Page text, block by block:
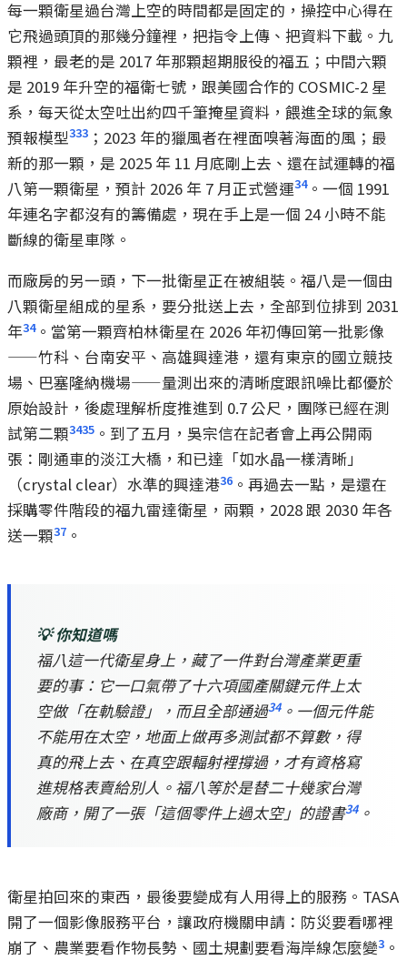
每一顆衛星過台灣上空的時間都是固定的，操控中心得在
它飛過頭頂的那幾分鐘裡，把指令上傳、把資料下載。九
顆裡，最老的是 2017 年那顆超期服役的福五；中間六顆
是 2019 年升空的福衛七號，跟美國合作的 COSMIC-2 星
系，每天從太空吐出約四千筆掩星資料，餵進全球的氣象
預報模型333 ；2023 年的獵風者在裡面嗅著海面的風；最
新的那一顆，是 2025 年 11 月底剛上去、還在試運轉的福
八第一顆衛星，預計 2026 年 7 月正式營運34。一個 1991
年連名字都沒有的籌備處，現在手上是一個 24 小時不能
斷線的衛星車隊。
而廠房的另一頭，下一批衛星正在被組裝。福八是一個由
八顆衛星組成的星系，要分批送上去，全部到位排到 2031
年34。當第一顆齊柏林衛星在 2026 年初傳回第一批影像
——竹科、台南安平、高雄興達港，還有東京的國立競技
場、巴塞隆納機場——量測出來的清晰度跟訊噪比都優於
原始設計，後處理解析度推進到 0.7 公尺，團隊已經在測
試第二顆3435 。到了五月，吳宗信在記者會上再公開兩
張：剛通車的淡江大橋，和已達「如水晶一樣清晰」
（crystal clear）水準的興達港36 。再過去一點，是還在
採購零件階段的福九雷達衛星，兩顆，2028 跟 2030 年各
送一顆37 。
💡 你知道嗎
福八這一代衛星身上，藏了一件對台灣產業更重
要的事：它一口氣帶了十六項國產關鍵元件上太
空做「在軌驗證」，而且全部通過34。一個元件能
不能用在太空，地面上做再多測試都不算數，得
真的飛上去、在真空跟輻射裡撐過，才有資格寫
進規格表賣給別人。福八等於是替二十幾家台灣
廠商，開了一張「這個零件上過太空」的證書34。
衛星拍回來的東西，最後要變成有人用得上的服務。TASA
開了一個影像服務平台，讓政府機關申請：防災要看哪裡
崩了、農業要看作物長勢、國土規劃要看海岸線怎麼變3 。